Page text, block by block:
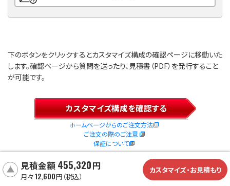
下のボタンをクリックするとカスタマイズ構成の確認ページに移動いた
します。確認ページから質問を送ったり、見積書（PDF）を発行すること
が可能です。
カスタマイズ構成を確認する
ホームページからのご注文方法
ご注文の際のご注意
保証について
見積金額 455,320円
月々12,600円（税込）
カスタマイズ・お見積もり
見積金額455,320円
月々 12,600円（税込）